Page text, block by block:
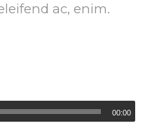
ac, enim.
00:00